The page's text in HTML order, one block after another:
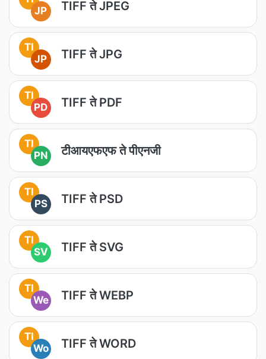
JP
TIFF ते JPEG
TI
JP
TIFF ते JPG
TI
PD
TIFF ते PDF
TI
PN
टीआयएफएफ ते पीएनजी
TI
PS
TIFF ते PSD
TI
SV
TIFF ते SVG
TI
We
TIFF ते WEBP
TI
Wo
TIFF ते WORD